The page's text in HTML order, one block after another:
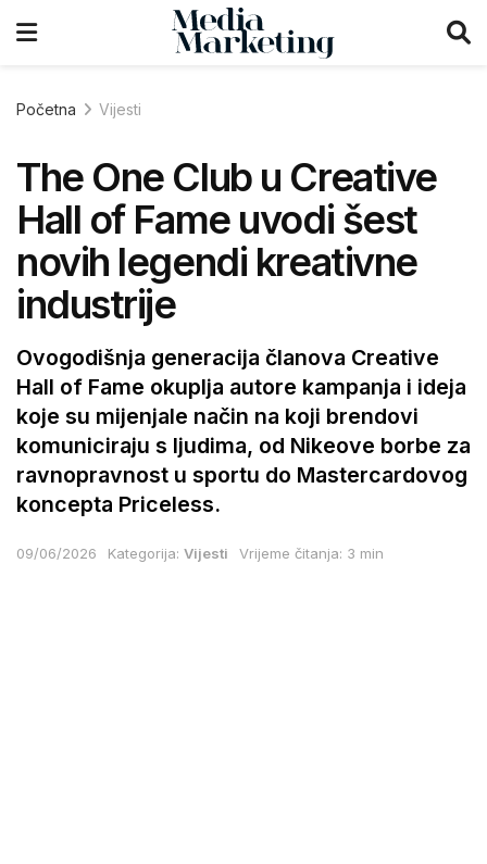
Početna Vijesti
The One Club u Creative
Hall of Fame uvodi šest
novih legendi kreativne
industrije
Ovogodišnja generacija članova Creative
Hall of Fame okuplja autore kampanja i ideja
koje su mijenjale način na koji brendovi
komuniciraju s ljudima, od Nikeove borbe za
ravnopravnost u sportu do Mastercardovog
koncepta Priceless.
09/06/2026 Kategorija: Vijesti Vrijeme čitanja: 3 min